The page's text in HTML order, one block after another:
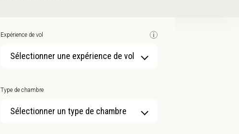
Expérience de vol
Sélectionner une expérience de vol
Type de chambre
Sélectionner un type de chambre